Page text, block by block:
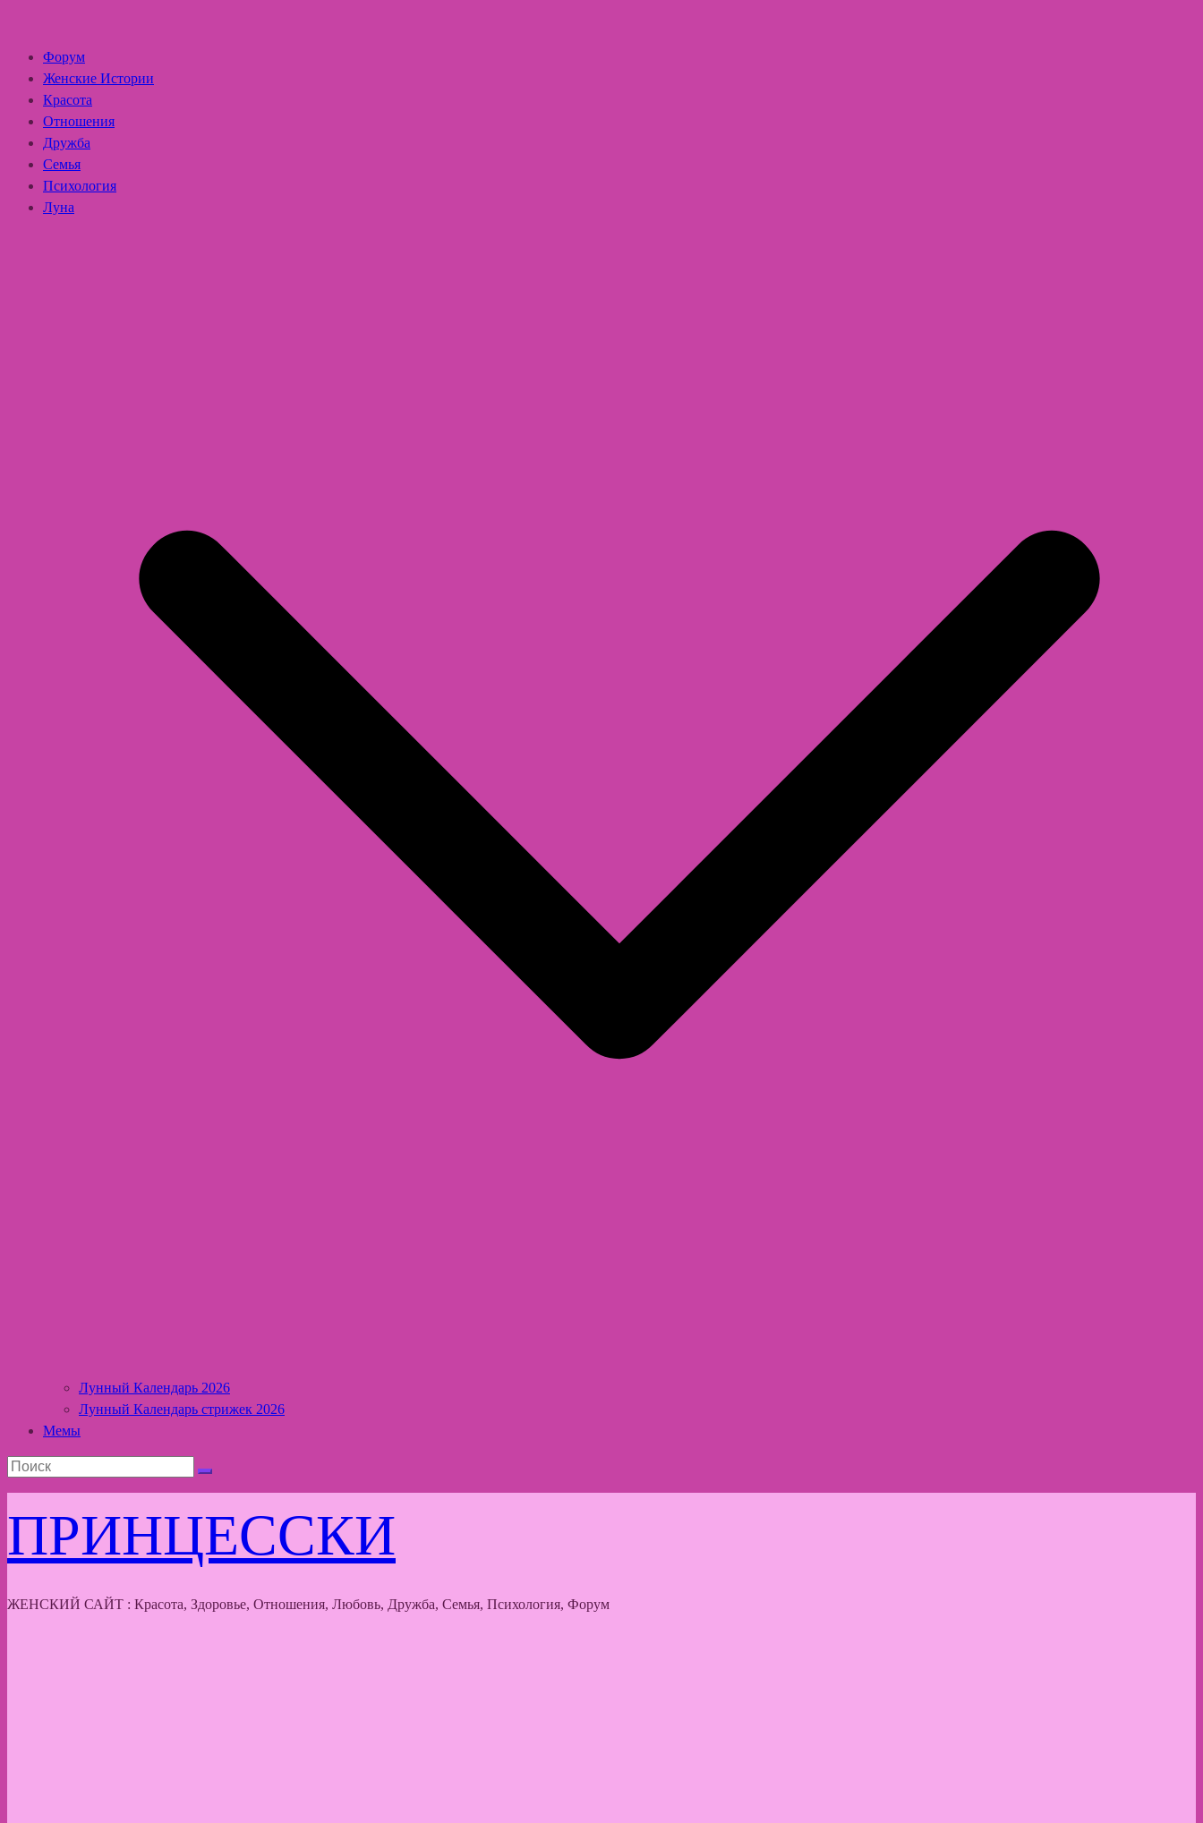
Форум
Женские Истории
Красота
Отношения
Дружба
Семья
Психология
Луна
Лунный Календарь 2026
Лунный Календарь стрижек 2026
Мемы
ПРИНЦЕССКИ
ЖЕНСКИЙ САЙТ : Красота, Здоровье, Отношения, Любовь, Дружба, Семья, Психология, Форум